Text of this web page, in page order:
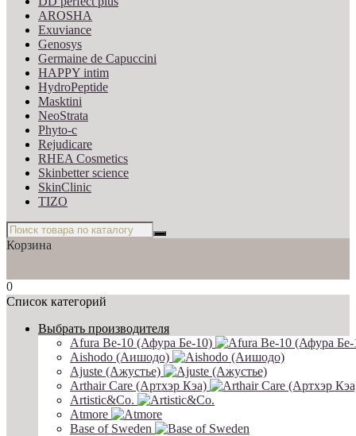
AROSHA
Exuviance
Genosys
Germaine de Capuccini
HAPPY intim
HydroPeptide
Masktini
NeoStrata
Phyto-c
Rejudicare
RHEA Cosmetics
Skinbetter science
SkinСlinic
TIZO
Корзина
0
Список категорий
Выбрать производителя
Afura Be-10 (Афура Бе-10)
Aishodo (Аишодо)
Ajuste (Ажустье)
Arthair Care (Артхэр Кэа)
Artistic&Co.
Atmore
Base of Sweden